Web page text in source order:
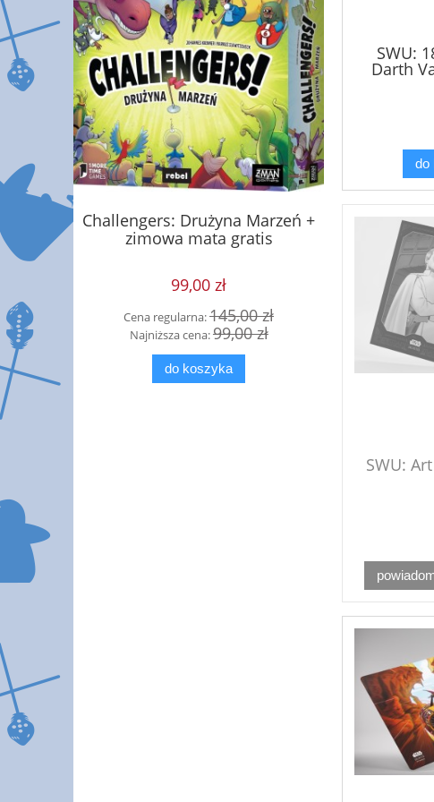
Challengers: Drużyna Marzeń +
zimowa mata gratis
99,00 zł
Cena regularna:145,00 zł
Najniższa cena:99,00 zł
do koszyka
Cena
Najniższa
SWU:
Darth
do
SWU: